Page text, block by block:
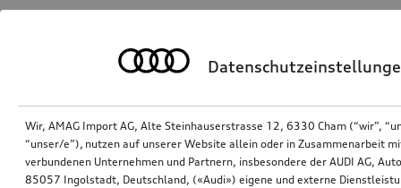
Wir, AMAG Import AG, Alte Steinhauserstrasse 12, 6330 Cham (“wir”,
“unser/e”), nutzen auf unserer Website allein oder in Zusammenarbeit
verbundenen Unternehmen und Partnern, insbesondere der AUDI AG,
85057 Ingolstadt, Deutschland, («Audi») eigene und externe